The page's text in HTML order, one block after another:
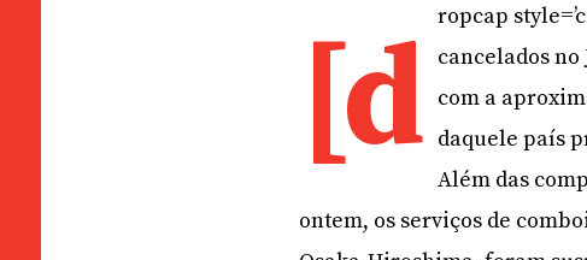
[d ropcap
cancelados no
com a
daquele país
Além das
ontem, os serviços de